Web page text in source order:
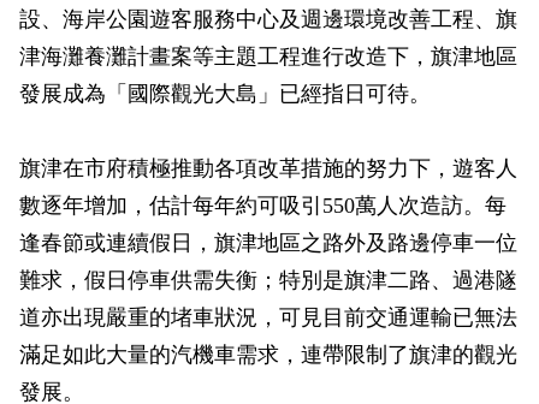
岡山路竹延伸線(第二A階段)
岡山路竹延伸線(第二B階段)
捷運紅/橘線
岡山路竹延伸線(第一階段)
性別主流化專區
政風園地
檔案應用專區
常見問答
特色車站
輕軌知識站
輕軌與公車捷運
無架空線
局徽
本局沿革
English
設、海岸公園遊客服務中心及週邊環境改善工程、旗
津海灘養灘計畫案等主題工程進行改造下，旗津地區
發展成為「國際觀光大島」已經指日可待。
旗津在市府積極推動各項改革措施的努力下，遊客人
數逐年增加，估計每年約可吸引550萬人次造訪。每
逢春節或連續假日，旗津地區之路外及路邊停車一位
難求，假日停車供需失衡；特別是旗津二路、過港隧
道亦出現嚴重的堵車狀況，可見目前交通運輸已無法
滿足如此大量的汽機車需求，連帶限制了旗津的觀光
發展。